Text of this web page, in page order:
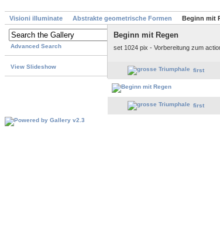
Visioni illuminate Abstrakte geometrische Formen Beginn mit
Advanced Search
View Slideshow
Beginn mit Regen
set 1024 pix - Vorbereitung zum
first
first